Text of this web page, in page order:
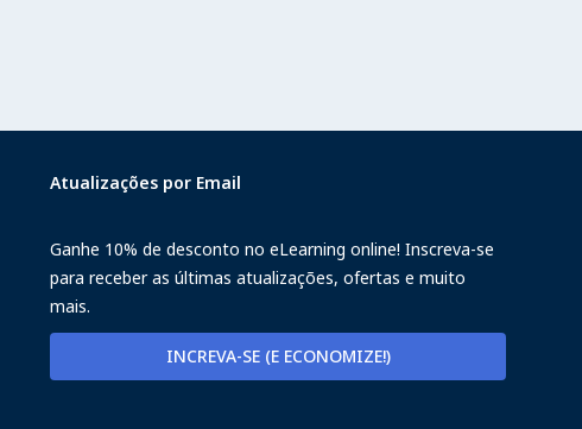
Atualizações por Email
Ganhe 10% de desconto no eLearning online! Inscreva-se
para receber as últimas atualizações, ofertas e muito
mais.
INCREVA-SE (E ECONOMIZE!)